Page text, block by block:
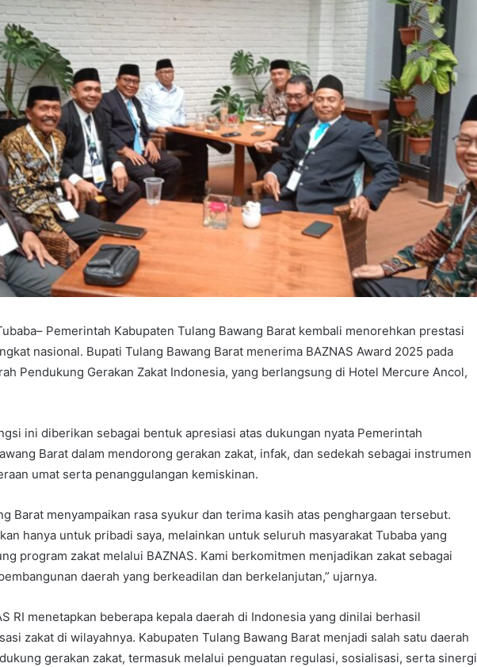
Pemerintah Kabupaten Tulang Bawang Barat kembali menorehkan prestasi
nasional. Bupati Tulang Bawang Barat menerima BAZNAS Award 2025 pada
Pendukung Gerakan Zakat Indonesia, yang berlangsung di Hotel Mercure Ancol,
ini diberikan sebagai bentuk apresiasi atas dukungan nyata Pemerintah
Barat dalam mendorong gerakan zakat, infak, dan sedekah sebagai instrumen
umat serta penanggulangan kemiskinan.
Barat menyampaikan rasa syukur dan terima kasih atas penghargaan tersebut.
hanya untuk pribadi saya, melainkan untuk seluruh masyarakat Tubaba yang
program zakat melalui BAZNAS. Kami berkomitmen menjadikan zakat sebagai
daerah yang berkeadilan dan berkelanjutan,” ujarnya.
RI menetapkan beberapa kepala daerah di Indonesia yang dinilai berhasil
zakat di wilayahnya. Kabupaten Tulang Bawang Barat menjadi salah satu daerah
gerakan zakat, termasuk melalui penguatan regulasi, sosialisasi, serta sinergi